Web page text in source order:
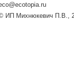
ИП Михнюкевич П.В.,